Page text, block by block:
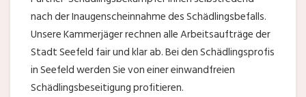
nach der Inaugenscheinnahme des Schädlingsbefalls.
Unsere Kammerjäger rechnen alle Arbeitsaufträge der
Stadt Seefeld fair und klar ab. Bei den Schädlingsprofis
in Seefeld werden Sie von einer einwandfreien
Schädlingsbeseitigung profitieren.